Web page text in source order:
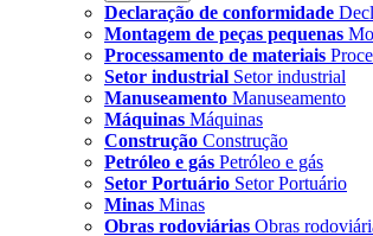
Declaração de conformidade
Montagem de peças pequenas
Processamento de materiais
Setor industrial Setor industrial
Manuseamento Manuseamento
Máquinas Máquinas
Construção Construção
Petróleo e gás Petróleo e gás
Setor Portuário Setor Portuário
Minas Minas
Obras rodoviárias Obras